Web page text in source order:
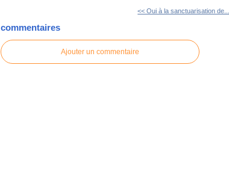
<< Oui à la sanctuarisation de...
commentaires
Ajouter un commentaire